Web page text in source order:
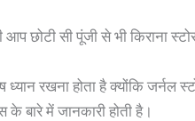
आप छोटी सी पूंजी से भी किराना
रखना होता है क्योंकि
बारे में जानकारी होती है।